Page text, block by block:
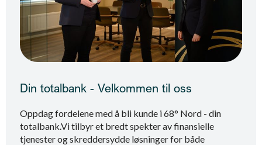
Din totalbank - Velkommen til oss
Oppdag fordelene med å bli kunde i 68° Nord - din
totalbank.Vi tilbyr et bredt spekter av finansielle
tjenester og skreddersydde løsninger for både